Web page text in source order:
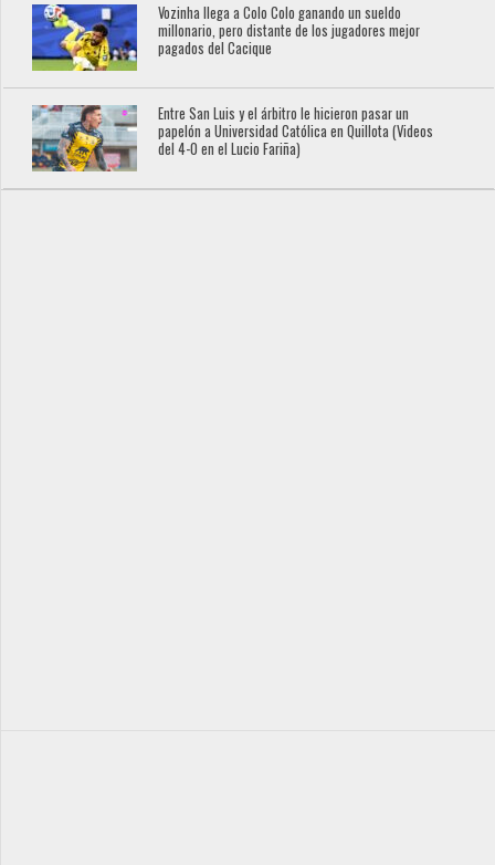
Vozinha llega a Colo Colo ganando un sueldo
millonario, pero distante de los jugadores mejor
pagados del Cacique
Entre San Luis y el árbitro le hicieron pasar un
papelón a Universidad Católica en Quillota (Videos
del 4-0 en el Lucio Fariña)